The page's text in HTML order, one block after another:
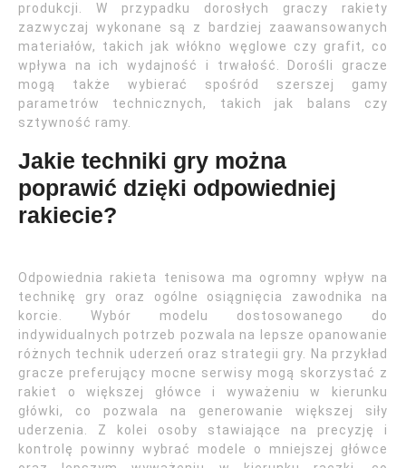
produkcji. W przypadku dorosłych graczy rakiety
zazwyczaj wykonane są z bardziej zaawansowanych
materiałów, takich jak włókno węglowe czy grafit, co
wpływa na ich wydajność i trwałość. Dorośli gracze
mogą także wybierać spośród szerszej gamy
parametrów technicznych, takich jak balans czy
sztywność ramy.
Jakie techniki gry można
poprawić dzięki odpowiedniej
rakiecie?
Odpowiednia rakieta tenisowa ma ogromny wpływ na
technikę gry oraz ogólne osiągnięcia zawodnika na
korcie. Wybór modelu dostosowanego do
indywidualnych potrzeb pozwala na lepsze opanowanie
różnych technik uderzeń oraz strategii gry. Na przykład
gracze preferujący mocne serwisy mogą skorzystać z
rakiet o większej główce i wyważeniu w kierunku
główki, co pozwala na generowanie większej siły
uderzenia. Z kolei osoby stawiające na precyzję i
kontrolę powinny wybrać modele o mniejszej główce